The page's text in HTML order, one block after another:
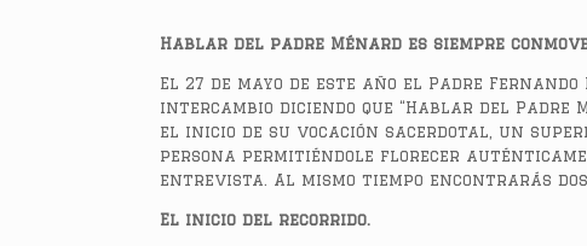
Hablar del padre Ménard es siempre
El 27 de mayo de este año el Padre
intercambio diciendo que “Hablar del Padre
el inicio de su vocación sacerdotal, un
persona permitiéndole florecer
entrevista. Al mismo tiempo encontrarás
El inicio del recorrido.